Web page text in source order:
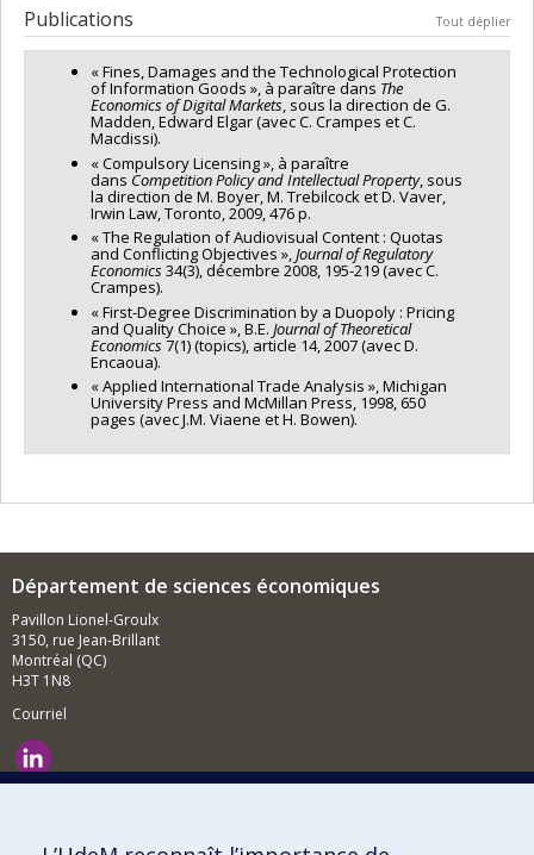
Cycle :Doctorat
Diplôme obtenu :Ph. D.
Lien vers le document dans Papyrus
Publications Tout déplier
« Fines, Damages and the Technological Protection
of Information Goods », à paraître dans The
Economics of Digital Markets, sous la direction de G.
Madden, Edward Elgar (avec C. Crampes et C.
Macdissi).
« Compulsory Licensing », à paraître
dans Competition Policy and Intellectual Property, sous
la direction de M. Boyer, M. Trebilcock et D. Vaver,
Irwin Law, Toronto, 2009, 476 p.
« The Regulation of Audiovisual Content : Quotas
and Conflicting Objectives »,Journal of Regulatory
Economics34(3), décembre 2008, 195-219 (avec C.
Crampes).
« First-Degree Discrimination by a Duopoly : Pricing
and Quality Choice », B.E. Journal of Theoretical
Economics7(1) (topics), article 14, 2007 (avec D.
Encaoua).
« Applied International Trade Analysis », Michigan
University Press and McMillan Press, 1998, 650
pages (avec J.M. Viaene et H. Bowen).
Département de sciences économiques
Pavillon Lionel-Groulx
3150, rue Jean-Brillant
Montréal (QC)
H3T 1N8
Courriel
Comment soutenir le Département?